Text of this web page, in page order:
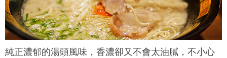
純正濃郁的湯頭風味，香濃卻又不會太油膩，不小心